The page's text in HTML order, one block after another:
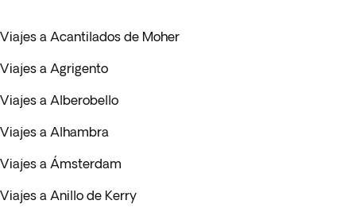
Viajes a Acantilados de Moher
Viajes a Agrigento
Viajes a Alberobello
Viajes a Alhambra
Viajes a Ámsterdam
Viajes a Anillo de Kerry